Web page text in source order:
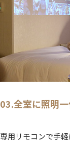
03.全室に照明
専用リモコンで手